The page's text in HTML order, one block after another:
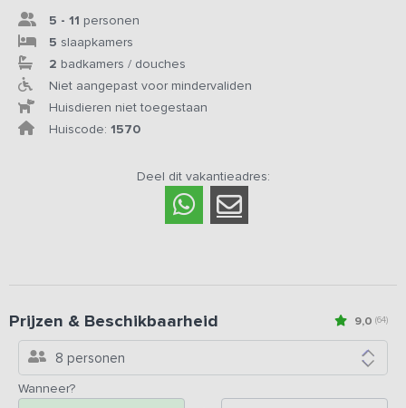
5 - 11 personen
5 slaapkamers
2 badkamers / douches
Niet aangepast voor mindervaliden
Huisdieren niet toegestaan
Huiscode: 1570
Deel dit vakantieadres:
9,0 (64)
Prijzen & Beschikbaarheid
8 personen
Wanneer?